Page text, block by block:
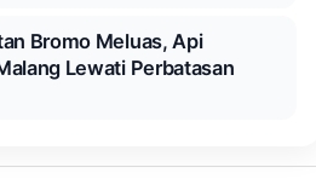
Bromo Meluas, Api
Lewati Perbatasan